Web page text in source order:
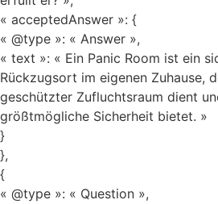
« acceptedAnswer »: {
« @type »: « Answer »,
« text »: « Ein Panic Room ist ein
Rückzugsort im eigenen Zuhause,
geschützter Zufluchtsraum dient
größtmögliche Sicherheit bietet. »
}
},
{
« @type »: « Question »,